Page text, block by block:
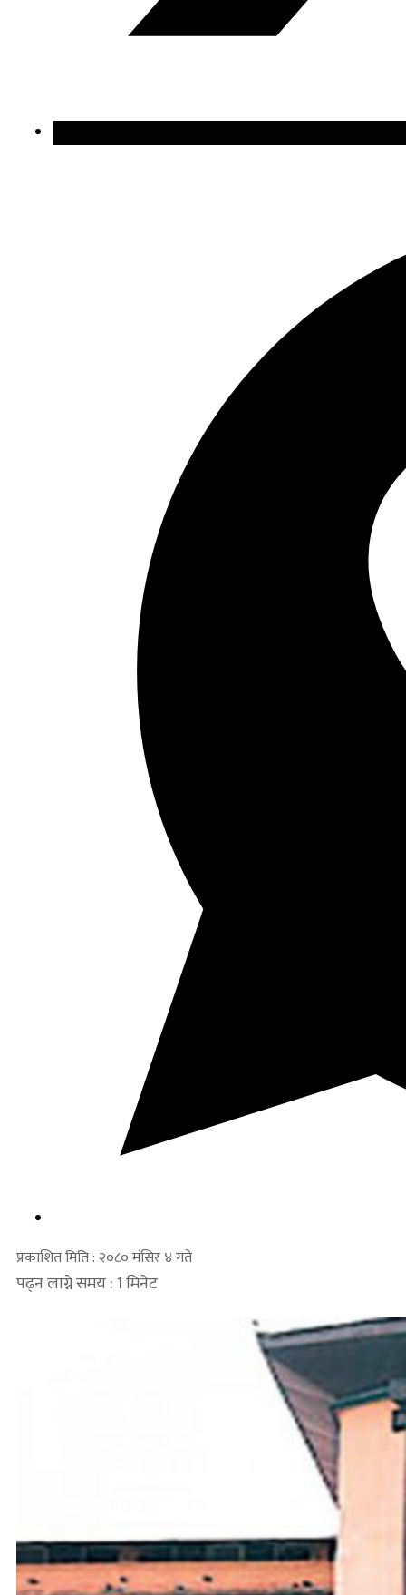
प्रकाशित मिति : २०८० मंसिर ४ गते
पढ्न लाग्ने समय : 1 मिनेट